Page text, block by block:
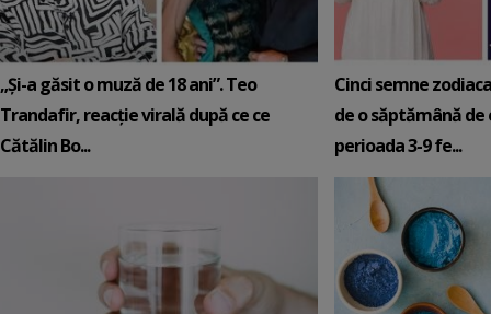
„Și-a găsit o muză de 18 ani”. Teo
Trandafir, reacție virală după ce ce
Cătălin Bo...
Cinci semne
de o săptămână de
perioada 3-9 fe...